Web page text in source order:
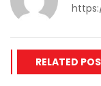
RELATED